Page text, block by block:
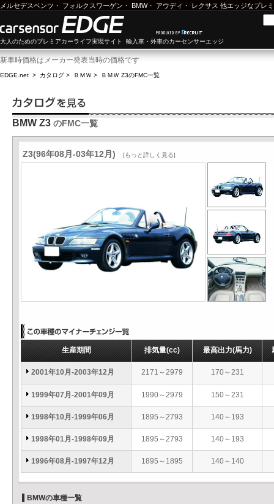
メルセデスベンツ ・ フォルクスワーゲン ・ BMW・ アウディ ・ レクサス 他エッジなプレ
大人のためのプレミアカーライフ実現サイト 輸入車・外車のカーセンサーエッジ
新車時価格はメーカー発表当時の価格です
EDGE.net > カタログ > ＢＭＷ > ＢＭＷ Z3のFMC一覧
BMW Z3 のFMC一覧
Z3(96年08月-03年12月) [もっと詳しく見る]
生産期間 排気量(cc) 最高出力(馬力)
2001年10月-2003年12月 2171～2979 170～231
1999年07月-2001年09月 1990～2979 150～231
1998年10月-1999年06月 1895～2793 140～193
1998年01月-1998年09月 1895～2793 140～193
1996年08月-1997年12月 1895～1895 140～140
BMWの車種一覧